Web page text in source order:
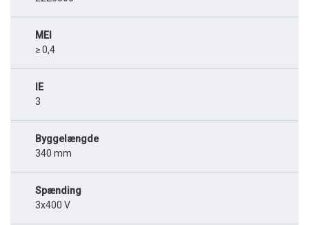
MEI
≥ 0,4
IE
3
Byggelængde
340 mm
Spænding
3x400 V